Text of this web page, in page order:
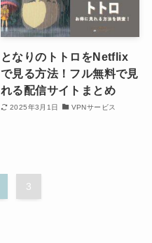
となりのトトロをNetflix
で見る方法！フル無料で見
れる配信サイトまとめ
2025年3月1日 VPNサービス
3